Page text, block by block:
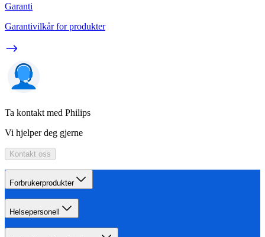
Garanti
Garantivilkår for produkter
Ta kontakt med Philips
Vi hjelper deg gjerne
Kontakt oss
Forbrukerprodukter
Helsepersonell